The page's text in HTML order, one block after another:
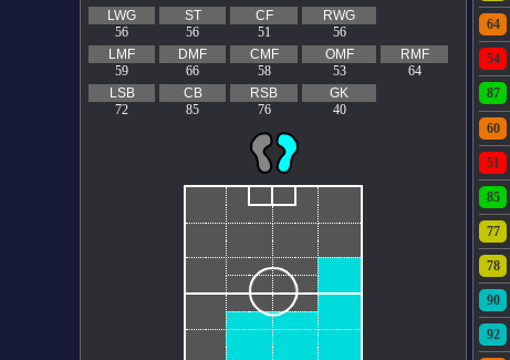
LWG
56
ST
56
CF
51
RWG
56
LMF
59
DMF
66
CMF
58
OMF
53
RMF
64
LSB
72
CB
85
RSB
76
GK
40
64
54
87
60
51
85
77
78
90
92